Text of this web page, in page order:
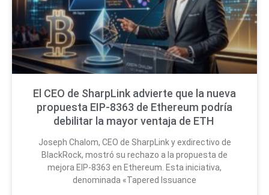
El CEO de SharpLink advierte que la nueva
propuesta EIP-8363 de Ethereum podría
debilitar la mayor ventaja de ETH
Joseph Chalom, CEO de SharpLink y exdirectivo de
BlackRock, mostró su rechazo a la propuesta de
mejora EIP-8363 en Ethereum. Esta iniciativa,
denominada «Tapered Issuance